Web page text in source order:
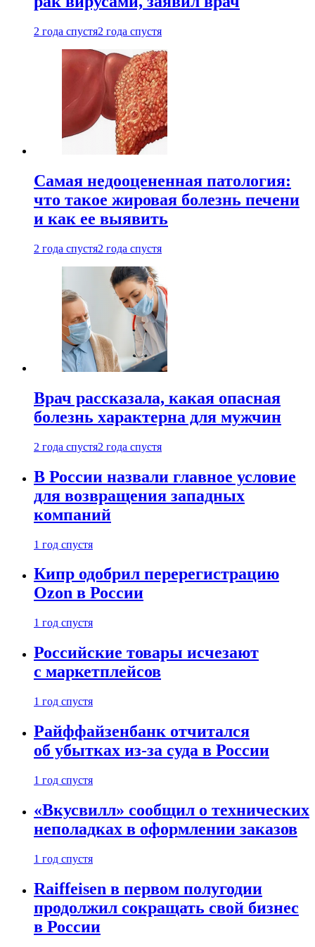
2 года спустя2 года спустя
Самая недооцененная патология:
что такое жировая болезнь печени
и как ее выявить
2 года спустя2 года спустя
Врач рассказала, какая опасная
болезнь характерна для мужчин
2 года спустя2 года спустя
В России назвали главное условие
для возвращения западных
компаний
1 год спустя
Кипр одобрил перерегистрацию
Ozon в России
1 год спустя
Российские товары исчезают
с маркетплейсов
1 год спустя
Райффайзенбанк отчитался
об убытках из-за суда в России
1 год спустя
«Вкусвилл» сообщил о технических
неполадках в оформлении заказов
1 год спустя
Raiffeisen в первом полугодии
продолжил сокращать свой бизнес
в России